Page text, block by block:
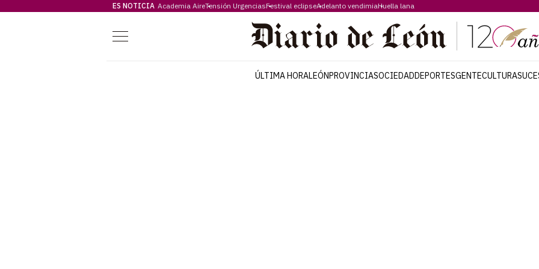
ES NOTICIA Academia AireTensión UrgenciasFestival eclipseAdelanto vendimiaHuella lana
Menú
ÚLTIMA HORALEÓNPROVINCIASOCIEDADDEPORTESGENTECULTURA